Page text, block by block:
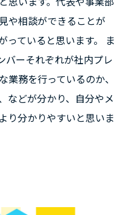
や相談ができることが
っていると思います。 ま
バーそれぞれが社内プレ
務を行っているのか、
などが分かり、自分やメ
り分かりやすいと思いま